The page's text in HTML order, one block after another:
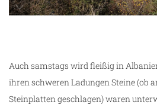
Auch samstags wird fleißig in
ihren schweren Ladungen Steine (ob
Steinplatten geschlagen) waren